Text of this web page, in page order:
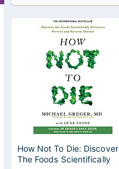
How Not To Die: Discover
The Foods Scientifically